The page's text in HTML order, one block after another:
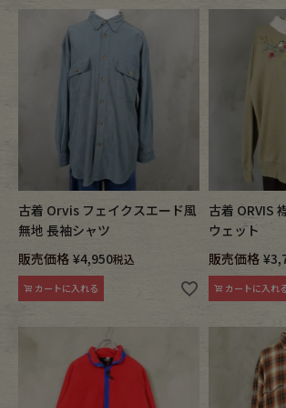
古着 Orvis フェイクスエード風
無地 長袖シャツ
販売価格 ¥4,950税込
カートに入れる
古着 ORVIS
ウェット
販売価格 ¥
カートに入れ